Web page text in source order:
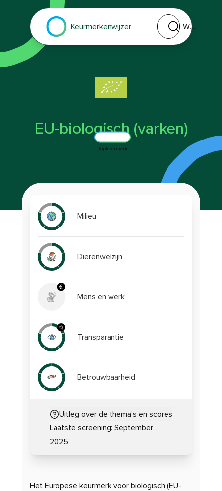
Keurmerkenwijzer
Welk keurmerk of
EU-biologisch (varken)
Topkeurmerk
Milieu
Dierenwelzijn
Mens en werk
Transparantie
Betrouwbaarheid
Uitleg over de thema's en scores
Laatste screening: September
2025
Het Europese keurmerk voor biologisch (EU-